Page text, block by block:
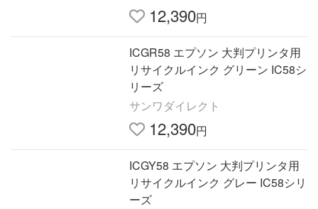
12,390円
ICGR58 エプソン 大判プリンタ用
リサイクルインク グリーン IC58シ
リーズ
サンワダイレクト
12,390円
ICGY58 エプソン 大判プリンタ用
リサイクルインク グレー IC58シリ
ーズ